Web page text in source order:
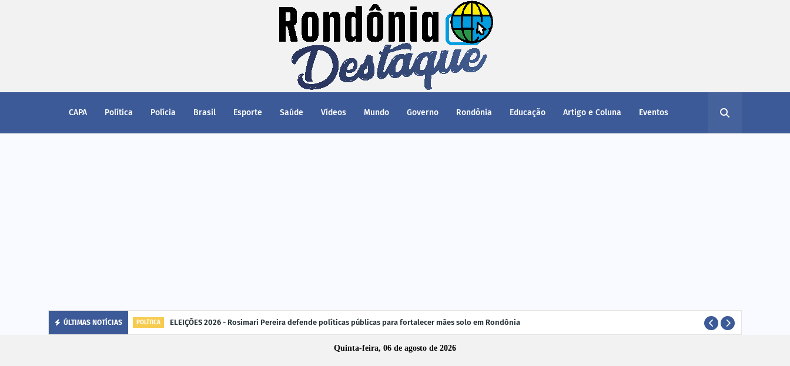
CAPA Política Polícia Brasil Esporte Saúde Vídeos Mundo Governo Rondônia Educação Artigo e Coluna Eventos
ÚLTIMAS NOTÍCIAS
cargas por empresa em Rondônia POLÍTICA ELEIÇÕES 2026 - Rosimari Pereira defende políticas públicas para fortalecer mães solo em Rondônia
Quinta-feira, 06 de agosto de 2026